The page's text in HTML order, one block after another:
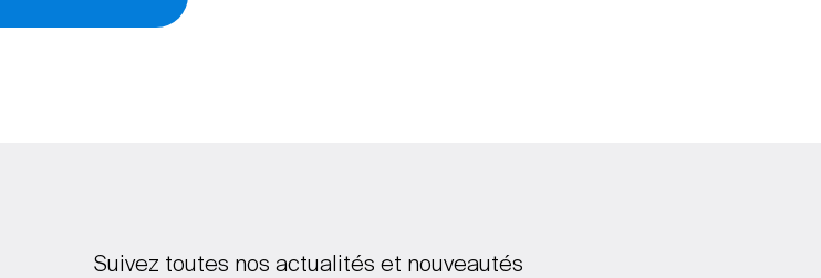
Suivez toutes nos actualités et nouveautés